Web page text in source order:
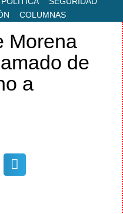
COLUMNAS
Morena
de
a